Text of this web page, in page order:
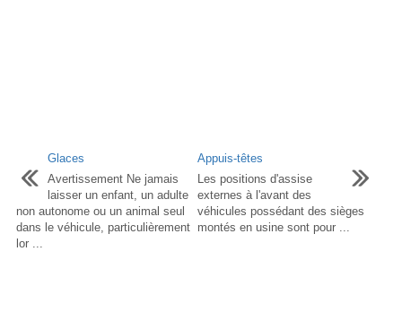
Glaces
Avertissement Ne jamais
laisser un enfant, un adulte
non autonome ou un animal seul
dans le véhicule, particulièrement
lor ...
Appuis-têtes
Les positions d'assise
externes à l'avant des
véhicules possédant des sièges
montés en usine sont pour ...